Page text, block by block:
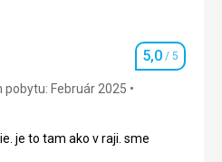
5,0/ 5
Hodnotenie
5,0 / 5
pobytu: Február 2025
je to tam ako v raji. sme